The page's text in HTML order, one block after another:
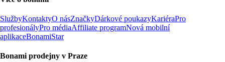
SlužbyKontaktyO násZnačkyDárkové poukazyKariéraPro
profesionályPro médiaAffiliate programNová mobilní
aplikaceBonamiStar
Bonami prodejny v Praze